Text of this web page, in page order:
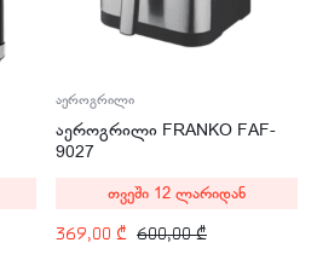
აეროგრილი
აეროგრილი FRANKO FAF-
9027
600,00₾
369,00 ₾
თვეში 12 ლარიდან